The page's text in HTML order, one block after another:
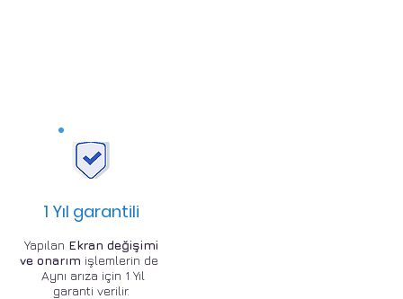
1 Yıl garantili
Yapılan Ekran değişimi
ve onarım işlemlerin de
Aynı arıza için 1 Yıl
garanti verilir.